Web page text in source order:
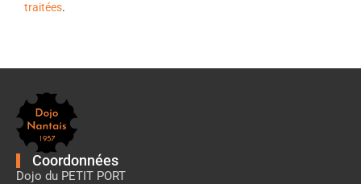
traitées.
Pied
de
page
Dojo
Nantais
Coordonnées
Dojo du PETIT PORT